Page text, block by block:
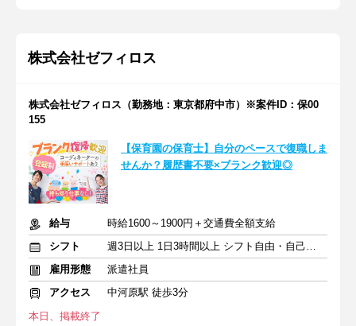
株式会社ゼフィロス
株式会社ゼフィロス（勤務地：東京都府中市）※案件ID：保00
155
【保育園の保育士】自分のペースで復職しま
せんか？履歴書不要×ブランク歓迎◎
給与
時給1600～1900円＋交通費全額支給
シフト
週3日以上 1日3時間以上 シフト自由・自己申告
雇用形態
派遣社員
アクセス
中河原駅 徒歩3分
本日、掲載終了